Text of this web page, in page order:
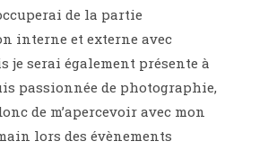
de la partie
interne et externe avec
je serai également présente à
passionnée de photographie,
de m’apercevoir avec mon
lors des évènements